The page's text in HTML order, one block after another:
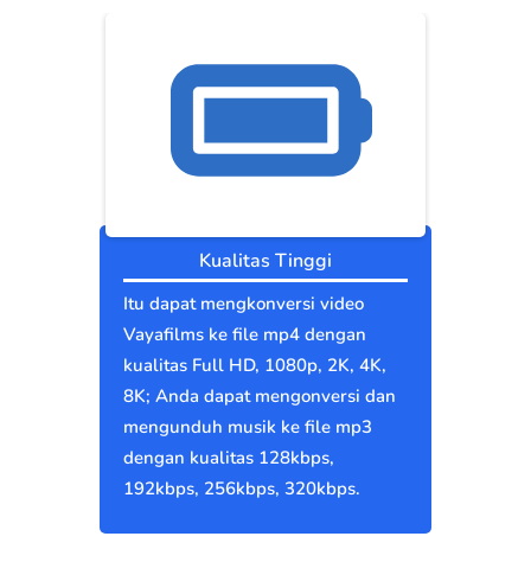
Kualitas Tinggi
Itu dapat mengkonversi video
Vayafilms ke file mp4 dengan
kualitas Full HD, 1080p, 2K, 4K,
8K; Anda dapat mengonversi dan
mengunduh musik ke file mp3
dengan kualitas 128kbps,
192kbps, 256kbps, 320kbps.